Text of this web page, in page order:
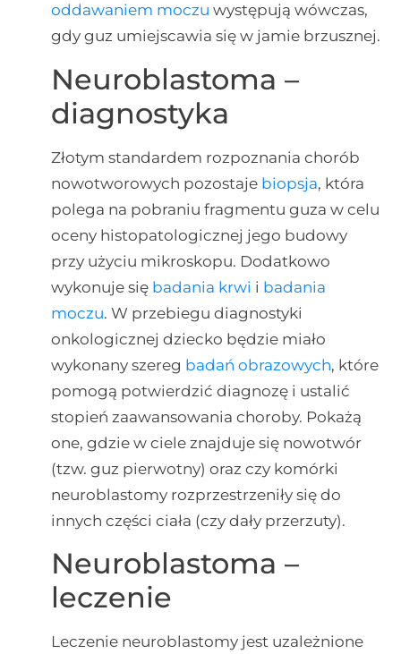
oddawaniem moczu występują wówczas,
gdy guz umiejscawia się w jamie brzusznej.
Neuroblastoma –
diagnostyka
Złotym standardem rozpoznania chorób
nowotworowych pozostaje biopsja, która
polega na pobraniu fragmentu guza w celu
oceny histopatologicznej jego budowy
przy użyciu mikroskopu. Dodatkowo
wykonuje się badania krwi i badania
moczu. W przebiegu diagnostyki
onkologicznej dziecko będzie miało
wykonany szereg badań obrazowych, które
pomogą potwierdzić diagnozę i ustalić
stopień zaawansowania choroby. Pokażą
one, gdzie w ciele znajduje się nowotwór
(tzw. guz pierwotny) oraz czy komórki
neuroblastomy rozprzestrzeniły się do
innych części ciała (czy dały przerzuty).
Neuroblastoma –
leczenie
Leczenie neuroblastomy jest uzależnione